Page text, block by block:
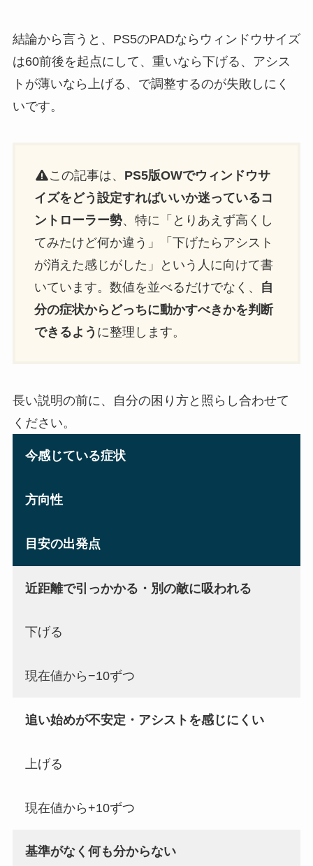
結論から言うと、PS5のPADならウィンドウサイズ
は60前後を起点にして、重いなら下げる、アシス
トが薄いなら上げる、で調整するのが失敗しにく
いです。
この記事は、 PS5版OWでウィンドウサ
イズをどう設定すればいいか迷っているコ
ントローラー勢、特に「とりあえず高くし
てみたけど何か違う」「下げたらアシスト
が消えた感じがした」という人に向けて書
いています。数値を並べるだけでなく、
自
分の症状からどっちに動かすべきかを判断
できるよう に整理します。
長い説明の前に、自分の困り方と照らし合わせて
ください。
今感じている症状
方向性
目安の出発点
近距離で引っかかる・別の敵に吸われる
下げる
現在値から−10ずつ
追い始めが不安定・アシストを感じにくい
上げる
現在値から+10ずつ
基準がなく何も分からない